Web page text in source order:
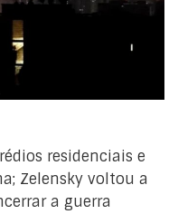
residenciais e
Zelensky voltou a
a guerra